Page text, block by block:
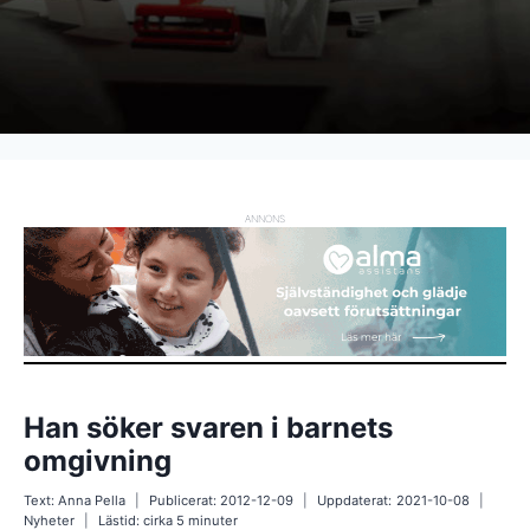
ANNONS
Han söker svaren i barnets
omgivning
Text: Anna Pella Publicerat: 2012-12-09 Uppdaterat: 2021-10-08
Nyheter
Lästid: cirka 5 minuter